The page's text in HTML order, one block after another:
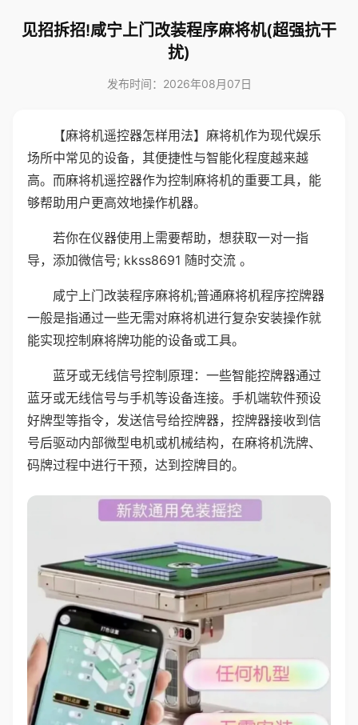
见招拆招!咸宁上门改装程序麻将机(超强抗干
扰)
发布时间：2026年08月07日
【麻将机遥控器怎样用法】麻将机作为现代娱乐
场所中常见的设备，其便捷性与智能化程度越来越
高。而麻将机遥控器作为控制麻将机的重要工具，能
够帮助用户更高效地操作机器。
若你在仪器使用上需要帮助，想获取一对一指
导，添加微信号; kkss8691 随时交流 。
咸宁上门改装程序麻将机;普通麻将机程序控牌器
一般是指通过一些无需对麻将机进行复杂安装操作就
能实现控制麻将牌功能的设备或工具。
蓝牙或无线信号控制原理：一些智能控牌器通过
蓝牙或无线信号与手机等设备连接。手机端软件预设
好牌型等指令，发送信号给控牌器，控牌器接收到信
号后驱动内部微型电机或机械结构，在麻将机洗牌、
码牌过程中进行干预，达到控牌目的。